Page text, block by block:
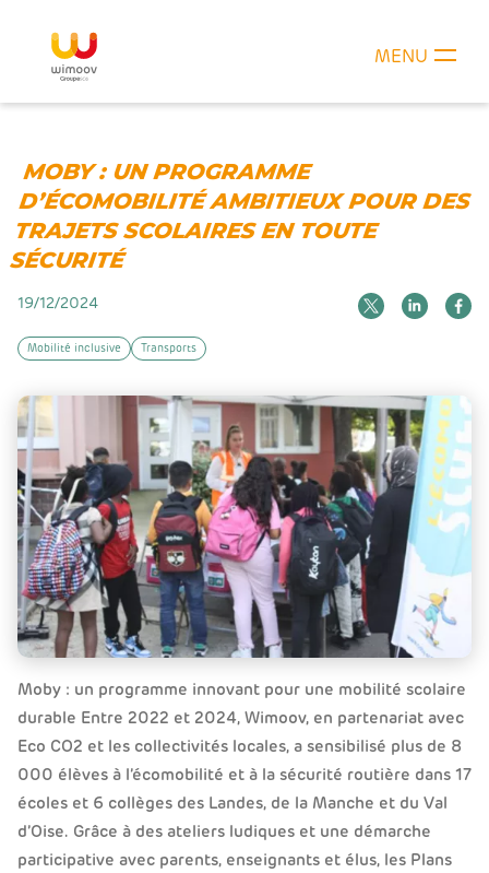
MENU
MOBY : UN PROGRAMME
D’ÉCOMOBILITÉ AMBITIEUX POUR DES
TRAJETS SCOLAIRES EN TOUTE
SÉCURITÉ
19/12/2024
Mobilité inclusive Transports
Moby : un programme innovant pour une mobilité scolaire
durable Entre 2022 et 2024, Wimoov, en partenariat avec
Eco CO2 et les collectivités locales, a sensibilisé plus de 8
000 élèves à l’écomobilité et à la sécurité routière dans 17
écoles et 6 collèges des Landes, de la Manche et du Val
d’Oise. Grâce à des ateliers ludiques et une démarche
participative avec parents, enseignants et élus, les Plans